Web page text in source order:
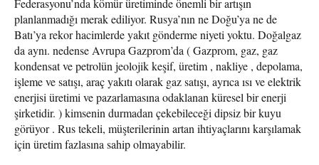
Federasyonu’nda kömür üretiminde önemli bir artışın
planlanmadığı merak ediliyor. Rusya’nın ne Doğu’ya ne de
Batı’ya rekor hacimlerde yakıt gönderme niyeti yoktu. Doğalgaz
da aynı. nedense Avrupa Gazprom’da ( Gazprom, gaz, gaz
kondensat ve petrolün jeolojik keşif, üretim , nakliye , depolama,
işleme ve satışı, araç yakıtı olarak gaz satışı, ayrıca ısı ve elektrik
enerjisi üretimi ve pazarlamasına odaklanan küresel bir enerji
şirketidir. ) kimsenin durmadan çekebileceği dipsiz bir kuyu
görüyor . Rus tekeli, müşterilerinin artan ihtiyaçlarını karşılamak
için üretim fazlasına sahip olmayabilir.